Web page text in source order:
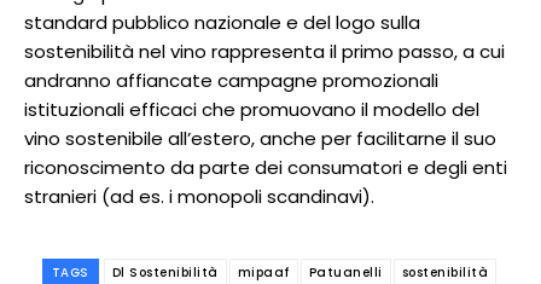
standard pubblico nazionale e del logo sulla
sostenibilità nel vino rappresenta il primo passo, a cui
andranno affiancate campagne promozionali
istituzionali efficaci che promuovano il modello del
vino sostenibile all’estero, anche per facilitarne il suo
riconoscimento da parte dei consumatori e degli enti
stranieri (ad es. i monopoli scandinavi).
TAGS Dl Sostenibilità mipaaf Patuanelli
sostenibilità